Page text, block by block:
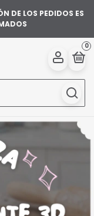
DE LOS PEDIDOS ES
0